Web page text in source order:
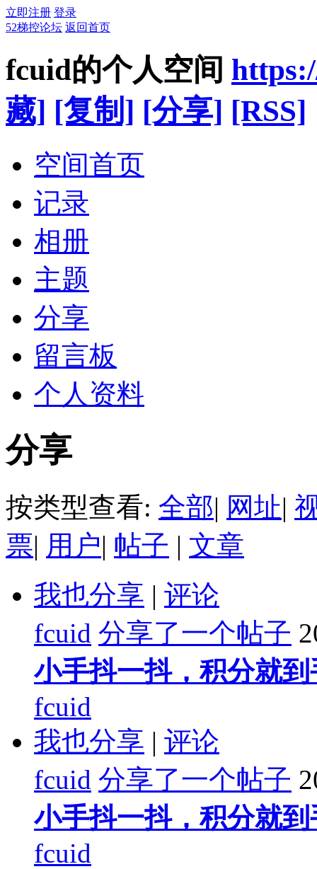
立即注册 登录
52梯控论坛 返回首页
fcuid的个人空间
藏] [复制] [分享] [RSS]
空间首页
记录
相册
主题
分享
留言板
个人资料
分享
按类型查看: 全部| 网址|
票| 用户| 帖子 | 文章
我也分享 | 评论
fcuid 分享了一个帖子
小手抖一抖，积分就到
fcuid
我也分享 | 评论
fcuid 分享了一个帖子
小手抖一抖，积分就到
fcuid